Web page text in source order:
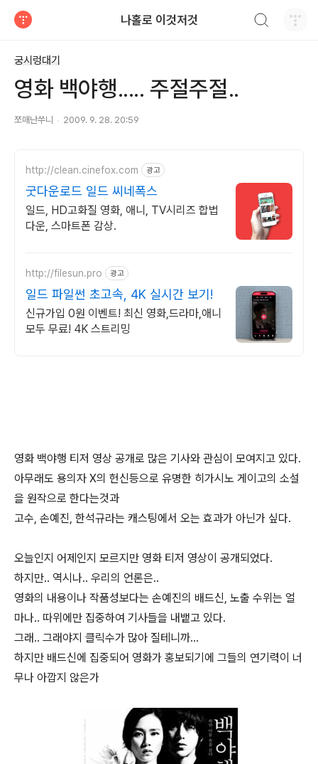
나홀로 이것저것
궁시렁대기
영화 백야행..... 주절주절..
쪼매난쑤니 2009. 9. 28. 20:59
http://clean.cinefox.com 광고
굿다운로드 일드 씨네폭스
일드, HD고화질 영화, 애니, TV시리즈 합법
다운, 스마트폰 감상.
http://filesun.pro 광고
일드 파일썬 초고속, 4K 실시간 보기!
신규가입 0원 이벤트! 최신 영화,드라마,애니
모두 무료! 4K 스트리밍
영화 백야행 티저 영상 공개로 많은 기사와 관심이 모여지고 있다.
아무래도 용의자 X의 헌신등으로 유명한 히가시노 게이고의 소설
을 원작으로 한다는것과
고수, 손예진, 한석규라는 캐스팅에서 오는 효과가 아닌가 싶다.
오늘인지 어제인지 모르지만 영화 티저 영상이 공개되었다.
하지만.. 역시나.. 우리의 언론은..
영화의 내용이나 작품성보다는 손예진의 배드신, 노출 수위는 얼
마나.. 따위에만 집중하여 기사들을 내뱉고 있다.
그래.. 그래야지 클릭수가 많아 질테니까...
하지만 배드신에 집중되어 영화가 홍보되기에 그들의 연기력이 너
무나 아깝지 않은가